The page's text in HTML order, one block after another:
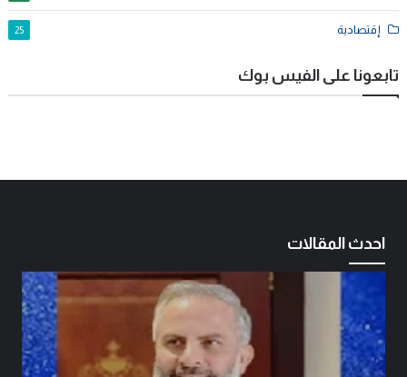
إقتصادية 25
تابعونا على الفيس بوك
احدث المقالات